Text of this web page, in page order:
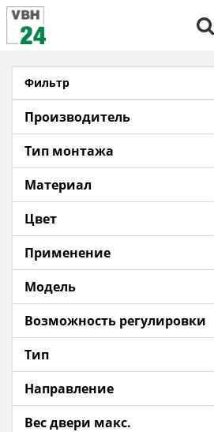
Фильтр
Производитель
Тип монтажа
Материал
Цвет
Применение
Модель
Возможность регулировки
Тип
Направление
Вес двери макс.